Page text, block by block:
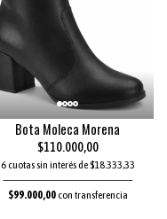
Bota Moleca Morena
$110.000,00
6 cuotas sin interés de $18.333,33
$99.000,00con transferencia